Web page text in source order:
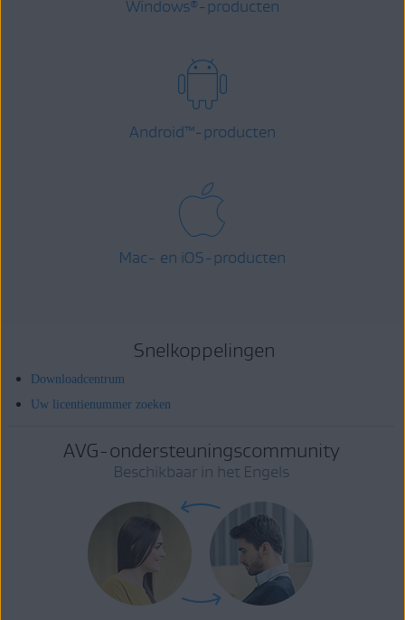
Windows® -producten
Android™-producten
Mac- en iOS-producten
Snelkoppelingen
Downloadcentrum
Uw licentienummer zoeken
AVG-ondersteuningscommunity
Beschikbaar in het Engels